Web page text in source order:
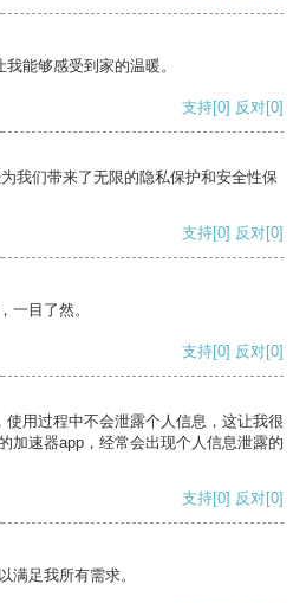
能够感受到家的温暖。
支持[0] 反对[0]
我们带来了无限的隐私保护和安全性保
支持[0] 反对[0]
一目了然。
支持[0] 反对[0]
用过程中不会泄露个人信息，这让我很
加速器app，经常会出现个人信息泄露的
支持[0] 反对[0]
满足我所有需求。